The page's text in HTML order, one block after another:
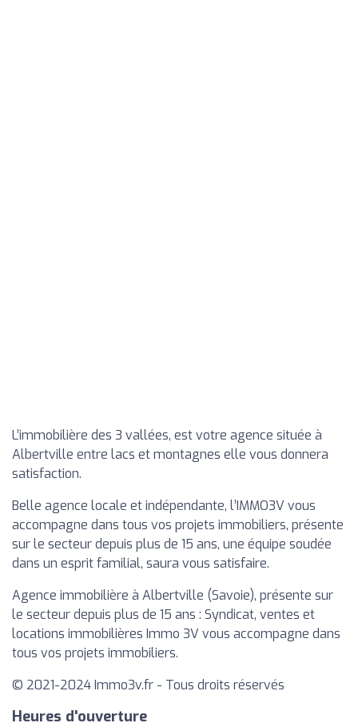
L’immobilière des 3 vallées, est votre agence située à
Albertville entre lacs et montagnes elle vous donnera
satisfaction.
Belle agence locale et indépendante, l’IMMO3V vous
accompagne dans tous vos projets immobiliers, présente
sur le secteur depuis plus de 15 ans, une équipe soudée
dans un esprit familial, saura vous satisfaire.
Agence immobilière à Albertville (Savoie), présente sur
le secteur depuis plus de 15 ans : Syndicat, ventes et
locations immobilières Immo 3V vous accompagne dans
tous vos projets immobiliers.
© 2021-2024 Immo3v.fr - Tous droits réservés
Heures d'ouverture